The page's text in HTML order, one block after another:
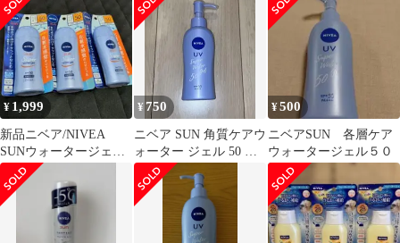
¥ 1,999
新品ニベア/NIVEA
SUNウォータージェル
50+++ 日焼け止め80g3
個
¥750
ニベア SUN 角質ケアウ
ォーター ジェル 50 日
焼け止め
¥500
ニベアSUN 各層ケア
ウォータージェル５０